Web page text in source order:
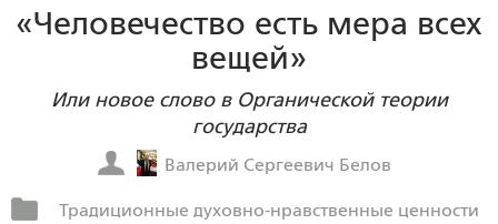
«Человечество есть мера всех
вещей»
Или новое слово в Органической теории
государства
Валерий Сергеевич Белов
Традиционные духовно-нравственные ценности